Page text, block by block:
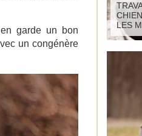
garde un bon
un congénère
LES